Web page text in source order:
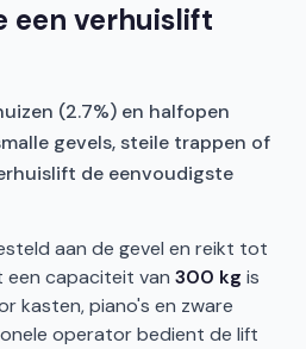
een verhuislift
(2.7%) en halfopen
gevels, steile trappen of
de eenvoudigste
aan de gevel en reikt tot
een capaciteit van 300 kg is
kasten, piano's en zware
operator bedient de lift